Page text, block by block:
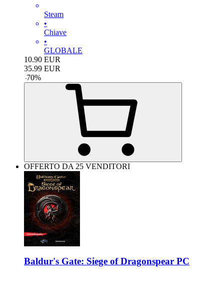
Steam
•
Chiave
•
GLOBALE
10.90 EUR
35.99 EUR
-70%
OFFERTO DA 25 VENDITORI
Baldur's Gate: Siege of Dragonspear PC